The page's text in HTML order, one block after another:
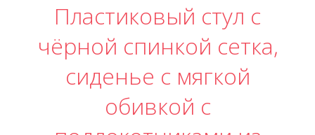
Пластиковый стул с
чёрной спинкой сетка,
сиденье с мягкой
обивкой с